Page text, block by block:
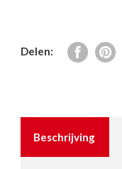
Delen:
Beschrijving